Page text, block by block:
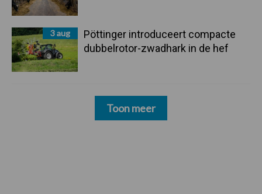
3 aug
Pöttinger introduceert compacte
dubbelrotor-zwadhark in de hef
Toon meer